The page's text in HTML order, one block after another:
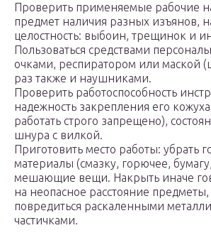
Проверить применяемые рабочие
предмет наличия разных изъянов,
целостность: выбоин, трещинок и
Пользоваться средствами
очками, респиратором или маской
раз также и наушниками.
Проверить работоспособность
надежность закрепления его
работать строго запрещено),
шнура с вилкой.
Приготовить место работы: убрать
материалы (смазку, горючее,
мешающие вещи. Накрыть иначе
на неопасное расстояние
повредиться раскаленными
частичками.